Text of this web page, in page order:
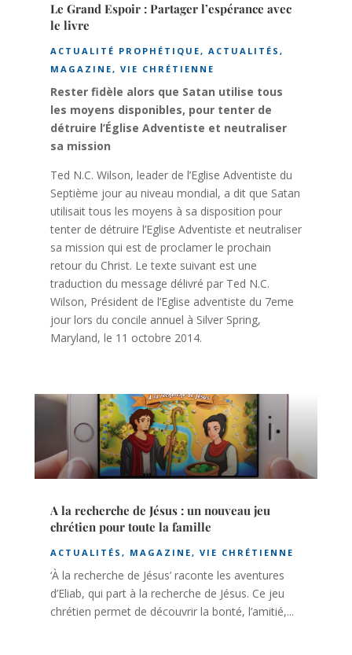
Le Grand Espoir : Partager l’espérance avec
le livre
ACTUALITÉ PROPHÉTIQUE, ACTUALITÉS ,
MAGAZINE, VIE CHRÉTIENNE
Rester fidèle alors que Satan utilise tous
les moyens disponibles, pour tenter de
détruire l’Église Adventiste et neutraliser
sa mission
Ted N.C. Wilson, leader de l’Eglise Adventiste du
Septième jour au niveau mondial, a dit que Satan
utilisait tous les moyens à sa disposition pour
tenter de détruire l’Eglise Adventiste et neutraliser
sa mission qui est de proclamer le prochain
retour du Christ. Le texte suivant est une
traduction du message délivré par Ted N.C.
Wilson, Président de l’Eglise adventiste du 7eme
jour lors du concile annuel à Silver Spring,
Maryland, le 11 octobre 2014.
A la recherche de Jésus : un nouveau jeu
chrétien pour toute la famille
ACTUALITÉS , MAGAZINE, VIE CHRÉTIENNE
‘À la recherche de Jésus’ raconte les aventures
d’Eliab, qui part à la recherche de Jésus. Ce jeu
chrétien permet de découvrir la bonté, l’amitié,...